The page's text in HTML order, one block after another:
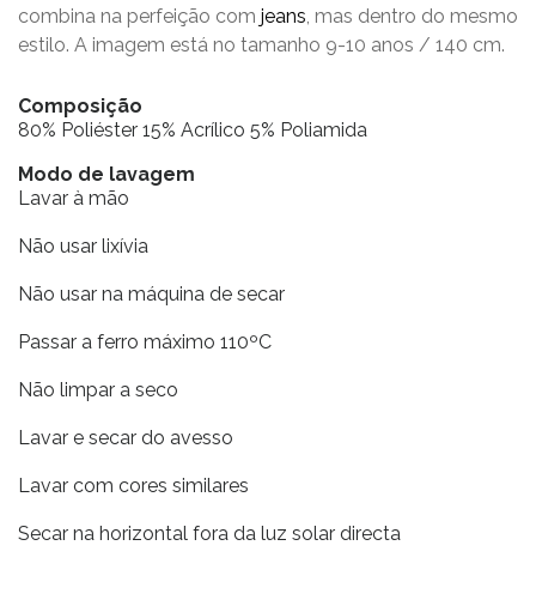
combina na perfeição com jeans, mas dentro do mesmo
estilo. A imagem está no tamanho 9-10 anos / 140 cm.
Composição
80% Poliéster 15% Acrílico 5% Poliamida
Modo de lavagem
Lavar à mão
Não usar lixívia
Não usar na máquina de secar
Passar a ferro máximo 110ºC
Não limpar a seco
Lavar e secar do avesso
Lavar com cores similares
Secar na horizontal fora da luz solar directa